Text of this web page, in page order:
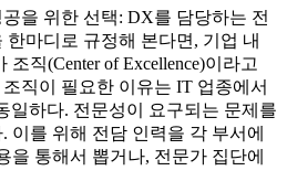
을 위한 선택: DX를 담당하는 전
마디로 규정해 본다면, 기업 내
직(Center of Excellence)이라고
직이 필요한 이유는 IT 업종에서
일하다. 전문성이 요구되는 문제를
이를 위해 전담 인력을 각 부서에
을 통해서 뽑거나, 전문가 집단에